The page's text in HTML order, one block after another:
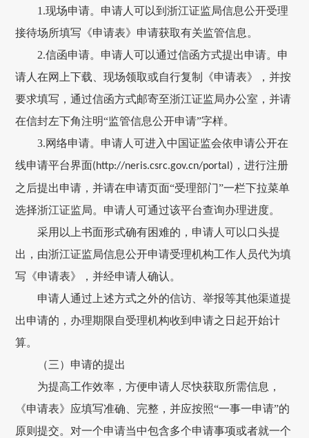
1.现场申请。申请人可以到浙江证监局信息公开受理
接待场所填写《申请表》申请获取有关监管信息。
2.信函申请。申请人可以通过信函方式提出申请。申
请人在网上下载、现场领取或自行复制《申请表》，并按
要求填写，通过信函方式邮寄至浙江证监局办公室，并请
在信封左下角注明“监管信息公开申请”字样。
3.网络申请。申请人可进入中国证监会依申请公开在
线申请平台界面(http://neris.csrc.gov.cn/portal) ，进行注册
之后提出申请，并请在申请页面“受理部门”一栏下拉菜单
选择浙江证监局。申请人可通过该平台查询办理进度。
采用以上书面形式确有困难的，申请人可以口头提
出，由浙江证监局信息公开申请受理机构工作人员代为填
写《申请表》，并经申请人确认。
申请人通过上述方式之外的信访、举报等其他渠道提
出申请的，办理期限自受理机构收到申请之日起开始计
算。
（三）申请的提出
为提高工作效率，方便申请人尽快获取所需信息，
《申请表》应填写准确、完整，并应按照“一事一申请”的
原则提交。对一个申请当中包含多个申请事项或者就一个